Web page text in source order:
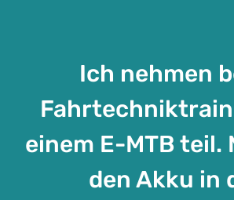
Ich nehmen
einem E-MTB teil.
den Akku in